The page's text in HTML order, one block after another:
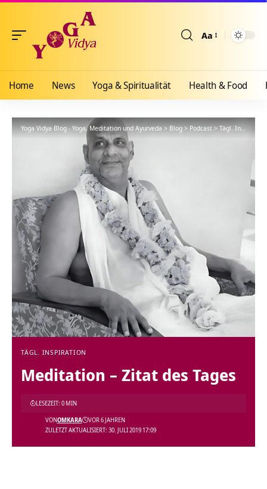
Aa
Home News Yoga & Spiritualität Health & Food
Yoga Vidya Blog - Yoga, Meditation und Ayurveda>Blog>Podcast>Tägl. Inspiration
TÄGL. INSPIRATION
Meditation – Zitat des Tages
ZULETZT AKTUALISIERT: 30. JULI 2019 17:09
VONOMKARA VOR 6 JAHREN
LESEZEIT: 0 MIN